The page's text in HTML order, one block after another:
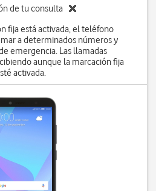
de tu consulta
fija está activada, el teléfono
a determinados números y
emergencia. Las llamadas
aunque la marcación fija
activada.